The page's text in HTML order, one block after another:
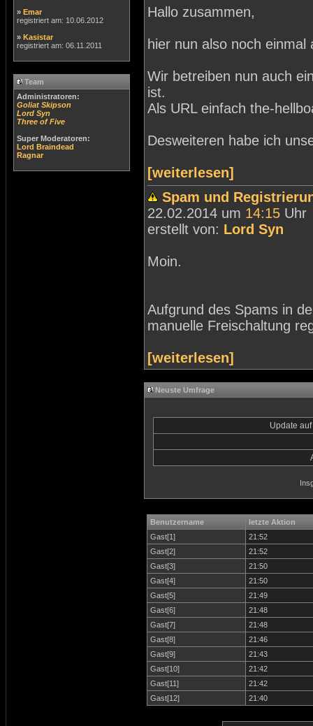
» Emar
registriert am: 10.06.2012
» Kasistar
registriert am: 06.11.2011
Team
Administratoren:
Goliat Skipson
Lord Syn
Three of Five
Super Moderatoren:
Lord Braindead
Ragnar
Hallo zusammen,
hier nun also noch einmal
Wir betreiben nun auch
ist.
Als URL einfach the-
Desweiteren habe ich
[weiterlesen]
Spam und
22.02.2014 um 14:15 Uhr
erstellt von: Lord Syn
Moin.
Aufgrund des Spams in
manuelle Freischaltung
[weiterlesen]
Neuste Umfrage
Update
Benutzername
letzte Aktion
Gast[1]
21:52
Gast[2]
21:52
Gast[3]
21:50
Gast[4]
21:50
Gast[5]
21:49
Gast[6]
21:48
Gast[7]
21:48
Gast[8]
21:46
Gast[9]
21:43
Gast[10]
21:42
Gast[11]
21:42
Gast[12]
21:40